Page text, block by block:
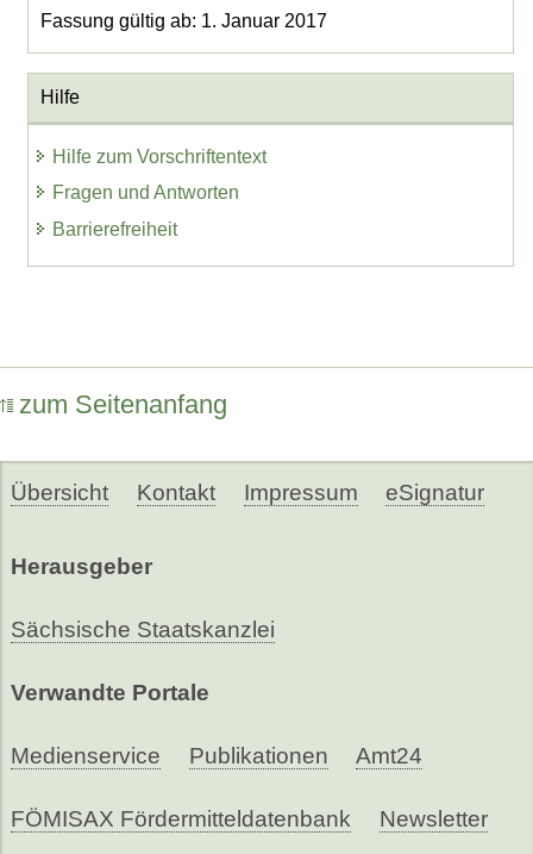
Fassung gültig ab: 1. Januar 2017
Hilfe
Hilfe zum Vorschriftentext
Fragen und Antworten
Barrierefreiheit
zum Seitenanfang
Übersicht Kontakt Impressum eSignatur
Herausgeber
Sächsische Staatskanzlei
Verwandte Portale
Medienservice Publikationen Amt24
FÖMISAX Fördermitteldatenbank Newsletter